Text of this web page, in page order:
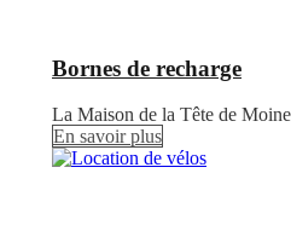
Bornes de recharge
La Maison de la Tête de
En savoir plus